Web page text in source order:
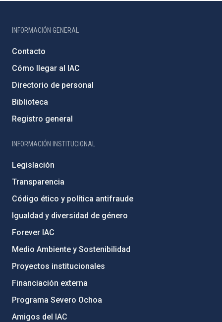
INFORMACIÓN GENERAL
Contacto
Cómo llegar al IAC
Directorio de personal
Biblioteca
Registro general
INFORMACIÓN INSTITUCIONAL
Legislación
Transparencia
Código ético y política antifraude
Igualdad y diversidad de género
Forever IAC
Medio Ambiente y Sostenibilidad
Proyectos institucionales
Financiación externa
Programa Severo Ochoa
Amigos del IAC